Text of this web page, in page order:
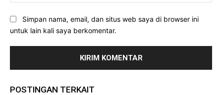
Simpan nama, email, dan situs web saya di browser ini
untuk lain kali saya berkomentar.
POSTINGAN TERKAIT